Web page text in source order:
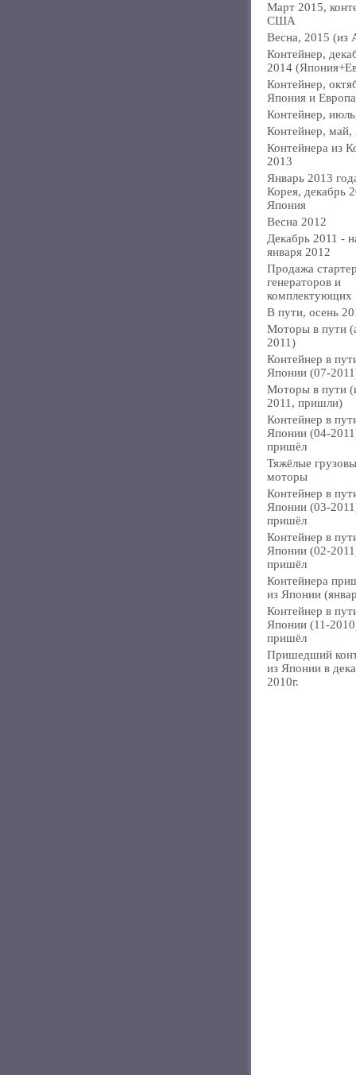
Март 2015,
США
Весна, 2015 (из
Контейнер,
2014
Контейнер,
Япония и
Контейнер,
Контейнер, май,
Контейнера из
2013
Январь 2013
Корея, декабрь
Япония
Весна 2012
Декабрь 2011 -
января 2012
Продажа
генераторов и
комплектующих
В пути, осень
Моторы в пути
2011)
Контейнер в
Японии (07-
Моторы в пути
2011, пришли)
Контейнер в
Японии (04-
пришёл
Тяжёлые
моторы
Контейнер в
Японии (03-
пришёл
Контейнер в
Японии (02-
пришёл
Контейнера
из Японии
Контейнер в
Японии (11-
пришёл
Пришедший
из Японии в
2010г.